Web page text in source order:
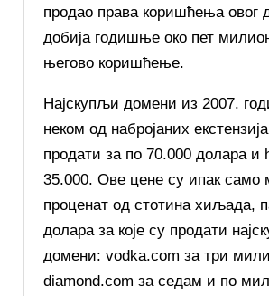
продао права коришћења овог
добија годишње око пет
његово коришћење.
Најскупљи домени из 2007.
неком од набројаних
продати за по 70.000 долара и
35.000. Ове цене су ипак само
проценат од стотина хиљада,
долара за које су продати
домени: vodka.com за три
diamond.com за седам и по